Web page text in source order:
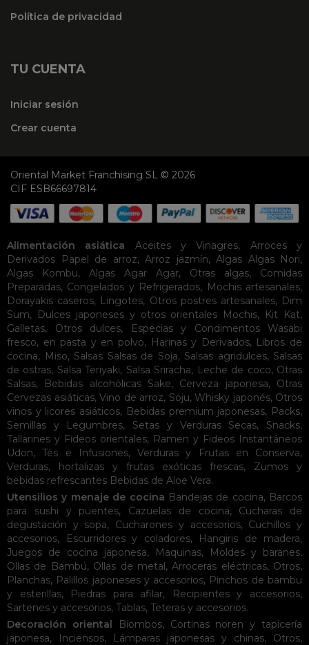
Política de privacidad
TU CUENTA
Iniciar sesión
Crear cuenta
Oriental Market Franchising SL © 2026
CIF ESB66697814
Alimentación asiática Aceites y Vinagres, Arroces y
Derivados
Papel de arroz, Arroz jazmín, Algas Algas Nori,
Algas Kombu, Algas Agar Agar, Otras algas, Comidas
Preparadas, Congelados y Refrigerados, Mochis artesanales,
Dorayakis caseros, Lingotes, Otros postres artesanales, Dim
Sum, Dulces japoneses y otros orientales Mochis, Kit Kat,
Galletas, Otros dulces, Especias y Condimentos
Wasabi
fresco, en pasta y en polvo, Harinas y Derivados, Libros de
cocina, Miso, Salsas Salsas de Soja, Salsas agridulces, Salsas
de ostras, Salsa Teriyaki, Salsa Sriracha, Leche de coco, Otras
Salsas, Bebidas alcohólicas Sake, Cerveza japonesa, Otras
Cervezas asiáticas, Vino de arroz, Soju, Whisky japonés, Otros
vinos y licores asiáticos, Bebidas premium japonesas, Packs,
Semillas y Legumbres, Setas y Verduras Secas, Snacks,
Tallarines y Fideos orientales, Ramen y Fideos Instantáneos
Udon,Tés e Infusiones, Verduras y Frutas en Conserva,
Verduras, hortalizas y frutas exóticas frescas, Zumos y
bebidas refrescantes Bebidas de Aloe Vera.
Utensilios y menaje de cocina Bandejas de cocina, Barcos
para sushi y puentes, Cazuelas de cocina, Cucharas de
degustación y sopa, Cucharones y accesorios, Cuchillos y
accesorios, Escurridores y coladores, Hangiris de madera,
Juegos de cocina japonesa, Maquinas, Moldes y baranes,
Ollas de Bambú, Ollas de metal,Arroceras eléctricas, Otros,
Planchas, Palillos japoneses y accesorios, Pinchos de bambu
y esterillas, Piedras para afilar, Recipientes y accesorios,
Sartenes y accesorios, Tablas, Teteras y accesorios.
Decoración oriental
Biombos, Cortinas noren y tapicería
japonesa, Inciensos, Lámparas japonesas y chinas, Otros,